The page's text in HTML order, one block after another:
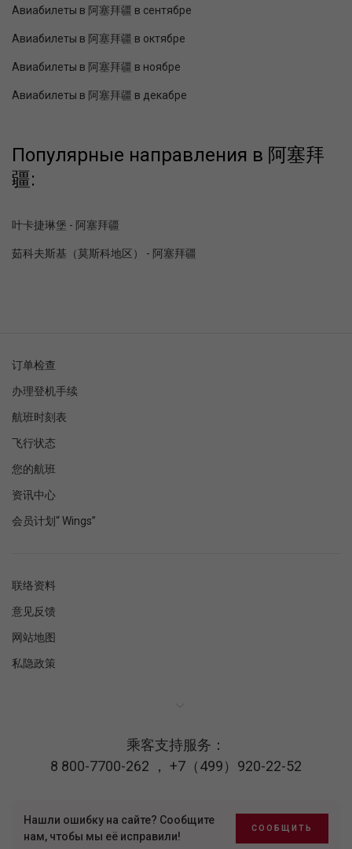
Авиабилеты в 阿塞拜疆 в сентябре
Авиабилеты в 阿塞拜疆 в октябре
Авиабилеты в 阿塞拜疆 в ноябре
Авиабилеты в 阿塞拜疆 в декабре
Популярные направления в 阿塞拜
疆:
叶卡捷琳堡 - 阿塞拜疆
茹科夫斯基（莫斯科地区） - 阿塞拜疆
订单检查
办理登机手续
航班时刻表
飞行状态
您的航班
资讯中心
会员计划“ Wings”
联络资料
意见反馈
网站地图
私隐政策
乘客支持服务：
8 800-7700-262 ， +7（499）920-22-52
Нашли ошибку на сайте? Сообщите
нам, чтобы мы её исправили!
СООБЩИТЬ